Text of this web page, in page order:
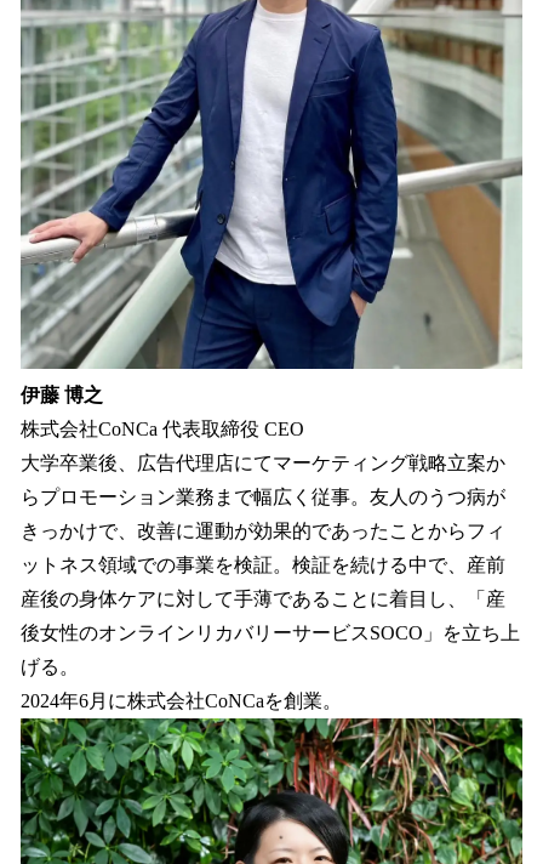
伊藤 博之
株式会社CoNCa 代表取締役 CEO
大学卒業後、広告代理店にてマーケティング戦略立案か
らプロモーション業務まで幅広く従事。友人のうつ病が
きっかけで、改善に運動が効果的であったことからフィ
ットネス領域での事業を検証。検証を続ける中で、産前
産後の身体ケアに対して手薄であることに着目し、「産
後女性のオンラインリカバリーサービスSOCO」を立ち上
げる。
2024年6月に株式会社CoNCaを創業。